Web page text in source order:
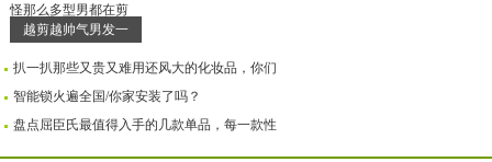
越剪越帅气男发一
扒一扒那些又贵又难用还风大的化妆品，你们
智能锁火遍全国/你家安装了吗？
盘点屈臣氏最值得入手的几款单品，每一款性